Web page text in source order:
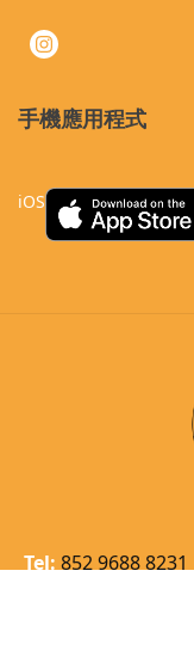
手機應用程式
iOS
Tel:852 9688 8231